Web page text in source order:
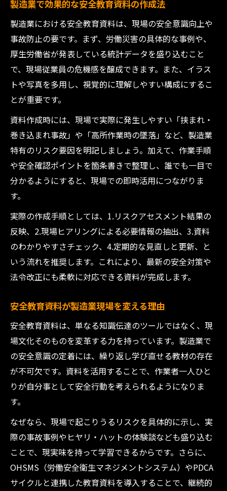
製造業で効果的な安全教育資料の作成法
製造業における安全教育資料は、現場の安全意識向上や
事故防止の要です。まず、労働災害の具体的な事例や、
厚生労働省が発表している統計データを盛り込むこと
で、現場従業員の危機感を醸成できます。また、イラス
トや写真を多用し、視覚的に理解しやすい構成にするこ
とが重要です。
資料作成時には、現場で実際に発生しやすい「挟まれ・
巻き込まれ事故」や「高所作業時の墜落」など、製造業
特有のリスク要因を明記しましょう。加えて、作業手順
や安全確認ポイントを箇条書きで整理し、誰でも一目で
分かるようにすると、現場での即時活用につながりま
す。
実際の作成手順としては、1.リスクアセスメント結果の
反映、2.現場ヒアリングによる必要情報の抽出、3.資料
のわかりやすさチェック、4.定期的な見直しと更新、と
いう流れを推奨します。これにより、最新の安全対策や
法令改正にも柔軟に対応できる資料が完成します。
安全教育資料が製造業現場を変える理由
安全教育資料は、単なる知識伝達のツールではなく、現
場文化そのものを変革する力を持っています。製造業で
の安全意識の定着には、繰り返し学び直せる教材の存在
が不可欠です。資料を活用することで、作業者一人ひと
りが自分事として安全行動を考えられるようになりま
す。
なぜなら、現場で起こりうるリスクを具体的に示し、実
際の事故事例やヒヤリ・ハットの体験談なども盛り込む
ことで、現実味を持って学習できるからです。さらに、
OHSMS（労働安全衛生マネジメントシステム）やPDCA
サイクルと連携した教育資料を導入することで、継続的